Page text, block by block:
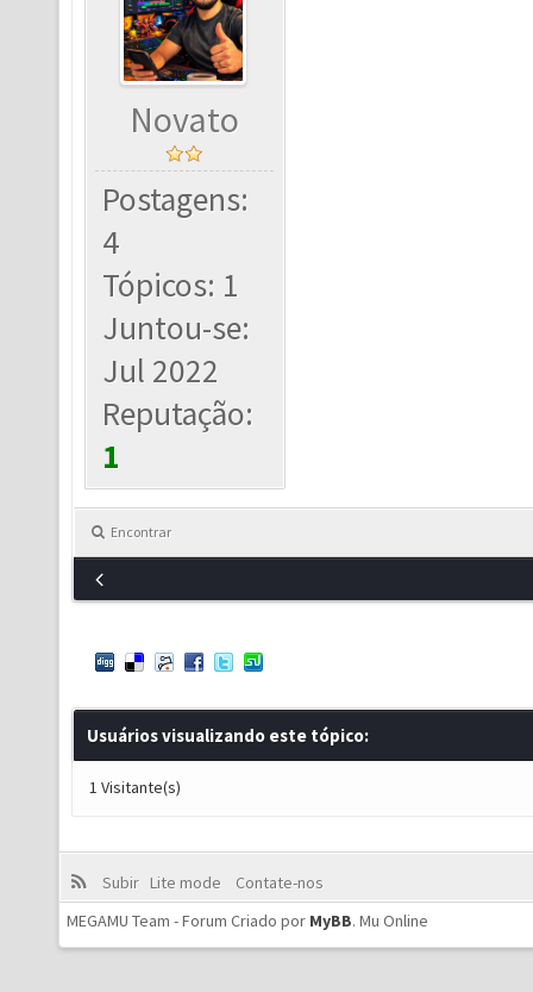
Novato
Postagens:
4
Tópicos: 1
Juntou-se:
Jul 2022
Reputação:
1
Encontrar
Usuários visualizando este tópico:
1 Visitante(s)
Subir Lite mode
Contate-nos
MEGAMU Team - Forum Criado por MyBB. Mu Online